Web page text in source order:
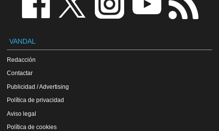
VANDAL
Redacción
Contactar
Publicidad / Advertising
Política de privacidad
Aviso legal
Política de cookies